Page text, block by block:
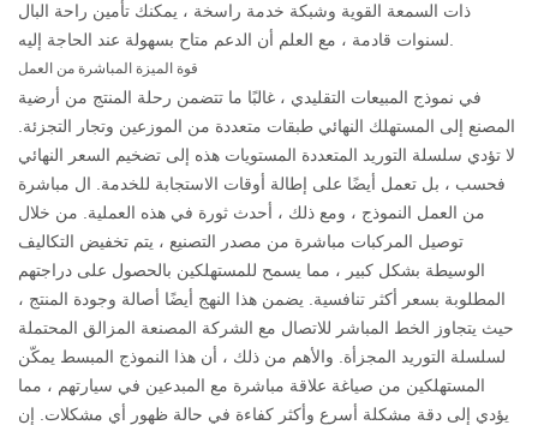
ذات السمعة القوية وشبكة خدمة راسخة ، يمكنك تأمين راحة البال
قوة الميزة المباشرة من العمل
في نموذج المبيعات التقليدي ، غالبًا ما تتضمن رحلة المنتج من أرضية
المصنع إلى المستهلك النهائي طبقات متعددة من الموزعين وتجار التجزئة.
لا تؤدي سلسلة التوريد المتعددة المستويات هذه إلى تضخيم السعر النهائي
فحسب ، بل تعمل أيضًا على إطالة أوقات الاستجابة للخدمة. ال مباشرة
من العمل النموذج ، ومع ذلك ، أحدث ثورة في هذه العملية. من خلال
توصيل المركبات مباشرة من مصدر التصنيع ، يتم تخفيض التكاليف
الوسيطة بشكل كبير ، مما يسمح للمستهلكين بالحصول على دراجتهم
المطلوبة بسعر أكثر تنافسية. يضمن هذا النهج أيضًا أصالة وجودة المنتج ،
حيث يتجاوز الخط المباشر للاتصال مع الشركة المصنعة المزالق المحتملة
لسلسلة التوريد المجزأة. والأهم من ذلك ، أن هذا النموذج المبسط يمكّن
المستهلكين من صياغة علاقة مباشرة مع المبدعين في سيارتهم ، مما
يؤدي إلى دقة مشكلة أسرع وأكثر كفاءة في حالة ظهور أي مشكلات. إن